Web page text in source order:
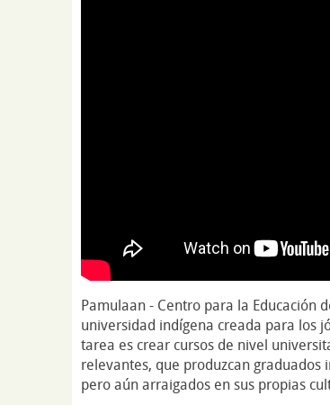
Pamulaan - Centro para la Educación
universidad indígena creada para los
tarea es crear cursos de nivel
relevantes, que produzcan
pero aún arraigados en sus propias